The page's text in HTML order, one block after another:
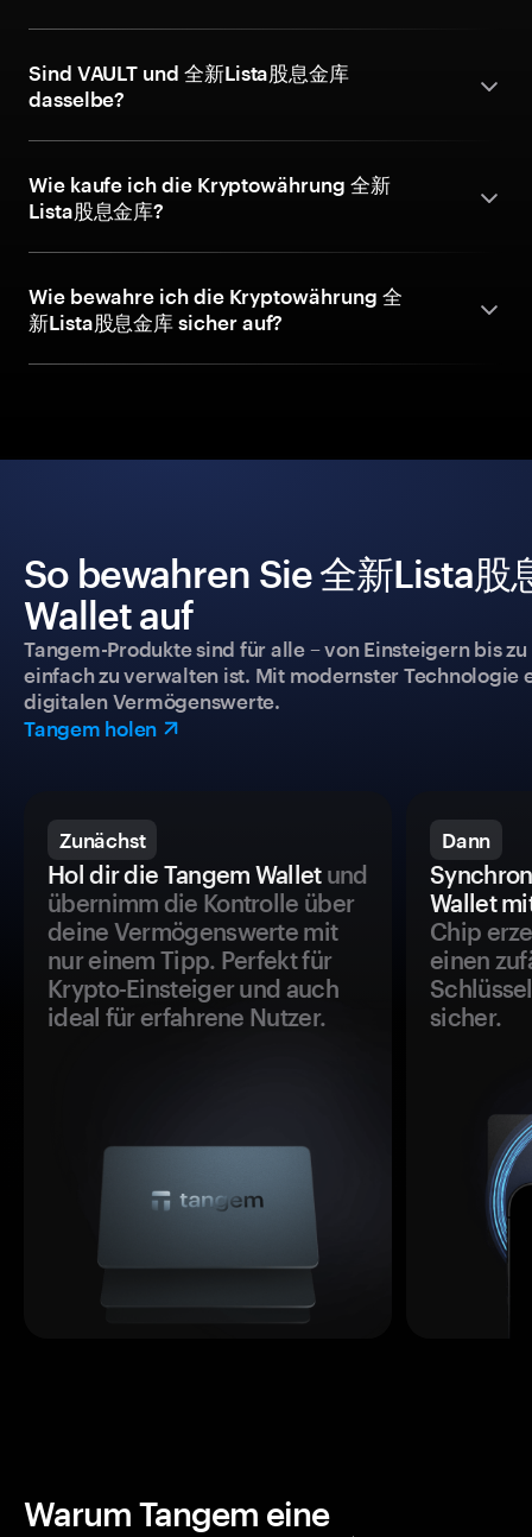
Sind VAULT und 全新Lista股息金库
dasselbe?
Wie kaufe ich die Kryptowährung 全新
Lista股息金库?
Wie bewahre ich die Kryptowährung 全
新Lista股息金库 sicher auf?
So bewahren Sie 全新Lista
Wallet auf
Tangem-Produkte sind für alle – von Einsteigern bis
einfach zu verwalten ist. Mit modernster
digitalen Vermögenswerte.
Tangem holen
Zunächst
Hol dir die Tangem Walletund
übernimm die Kontrolle über
deine Vermögenswerte mit
nur einem Tipp. Perfekt für
Krypto-Einsteiger und auch
ideal für erfahrene Nutzer.
Dann
Wallet
Chip
einen
sicher.
Warum Tangem eine